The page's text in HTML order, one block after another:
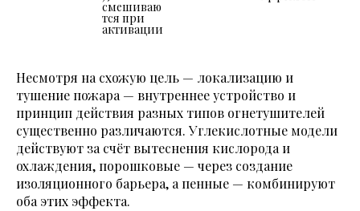
смешиваю
тся при
активации
Несмотря на схожую цель — локализацию и
тушение пожара — внутреннее устройство и
принцип действия разных типов огнетушителей
существенно различаются. Углекислотные модели
действуют за счёт вытеснения кислорода и
охлаждения, порошковые — через создание
изоляционного барьера, а пенные — комбинируют
оба этих эффекта.